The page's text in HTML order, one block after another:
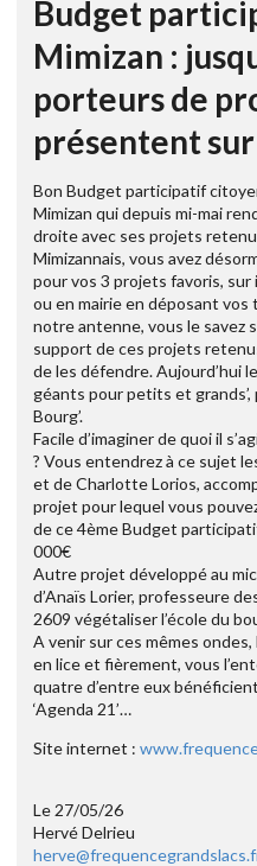
Budget
Mimizan :
porteurs de
présentent sur
Bon Budget participatif
Mimizan qui depuis mi-mai
droite avec ses projets
Mimizannais, vous avez
pour vos 3 projets favoris,
ou en mairie en déposant vos
notre antenne, vous le savez
support de ces projets
de les défendre. Aujourd’hui
géants pour petits et grands’,
Bourg’.
Facile d’imaginer de quoi il
? Vous entendrez à ce sujet
et de Charlotte Lorios,
projet pour lequel vous
de ce 4ème Budget
000€
Autre projet développé au
d’Anaïs Lorier, professeure
2609 végétaliser l’école du
A venir sur ces mêmes
en lice et fièrement, vous
quatre d’entre eux
‘Agenda 21’…
Site internet :
Le 27/05/26
Hervé Delrieu